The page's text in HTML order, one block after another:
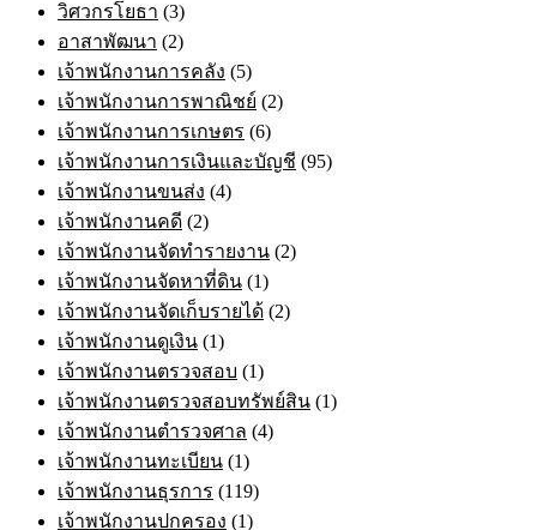
วิศวกรโยธา (3)
อาสาพัฒนา (2)
เจ้าพนักงานการคลัง (5)
เจ้าพนักงานการพาณิชย์ (2)
เจ้าพนักงานการเกษตร (6)
เจ้าพนักงานการเงินและบัญชี (95)
เจ้าพนักงานขนส่ง (4)
เจ้าพนักงานคดี (2)
เจ้าพนักงานจัดทำรายงาน (2)
เจ้าพนักงานจัดหาที่ดิน (1)
เจ้าพนักงานจัดเก็บรายได้ (2)
เจ้าพนักงานดูเงิน (1)
เจ้าพนักงานตรวจสอบ (1)
เจ้าพนักงานตรวจสอบทรัพย์สิน (1)
เจ้าพนักงานตำรวจศาล (4)
เจ้าพนักงานทะเบียน (1)
เจ้าพนักงานธุรการ (119)
เจ้าพนักงานปกครอง (1)